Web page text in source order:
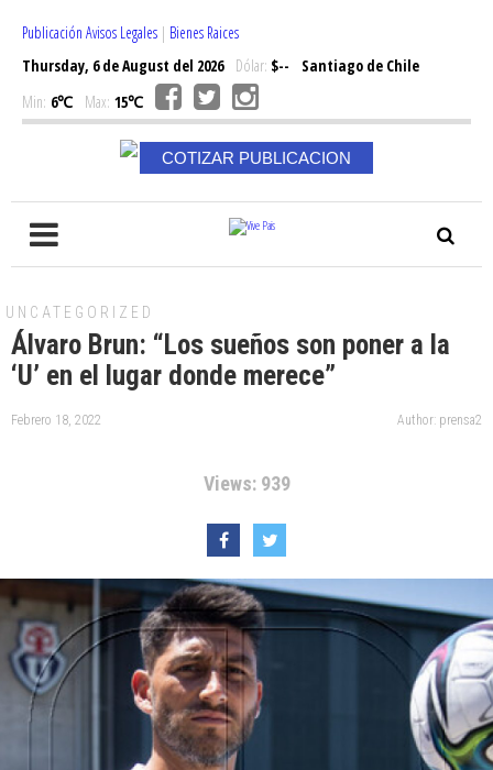
Publicación Avisos Legales | Bienes Raices
Thursday, 6 de August del 2026Dólar: $--
Santiago de Chile
Min: 6℃ Max: 15℃
COTIZAR PUBLICACION
UNCATEGORIZED
Álvaro Brun: “Los sueños son poner a la
‘U’ en el lugar donde merece”
Febrero 18, 2022 Author: prensa2
Views: 939